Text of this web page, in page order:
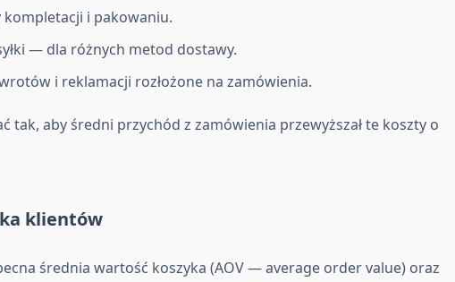
kompletacji i pakowaniu.
— dla różnych metod dostawy.
i reklamacji rozłożone na zamówienia.
tak, aby średni przychód z zamówienia przewyższał te koszty o
klientów
średnia wartość koszyka (AOV — average order value) oraz